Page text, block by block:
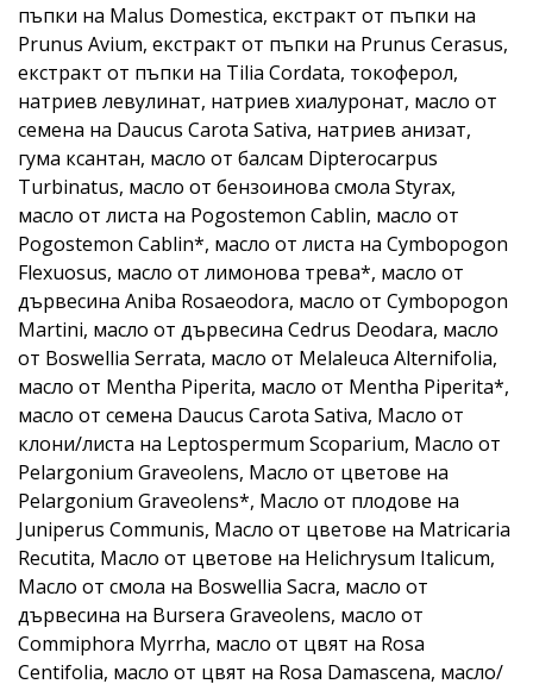
пъпки на Malus Domestica, екстракт от пъпки на
Prunus Avium, екстракт от пъпки на Prunus Cerasus,
екстракт от пъпки на Tilia Cordata, токоферол,
натриев левулинат, натриев хиалуронат, масло от
семена на Daucus Carota Sativa, натриев анизат,
гума ксантан, масло от балсам Dipterocarpus
Turbinatus, масло от бензоинова смола Styrax,
масло от листа на Pogostemon Cablin, масло от
Pogostemon Cablin*, масло от листа на Cymbopogon
Flexuosus, масло от лимонова трева*, масло от
дървесина Aniba Rosaeodora, масло от Cymbopogon
Martini, масло от дървесина Cedrus Deodara, масло
от Boswellia Serrata, масло от Melaleuca Alternifolia,
масло от Mentha Piperita, масло от Mentha Piperita*,
масло от семена Daucus Carota Sativa, Масло от
клони/листа на Leptospermum Scoparium, Масло от
Pelargonium Graveolens, Масло от цветове на
Pelargonium Graveolens*, Масло от плодове на
Juniperus Communis, Масло от цветове на Matricaria
Recutita, Масло от цветове на Helichrysum Italicum,
Масло от смола на Boswellia Sacra, масло от
дървесина на Bursera Graveolens, масло от
Commiphora Myrrha, масло от цвят на Rosa
Centifolia, масло от цвят на Rosa Damascena, масло/